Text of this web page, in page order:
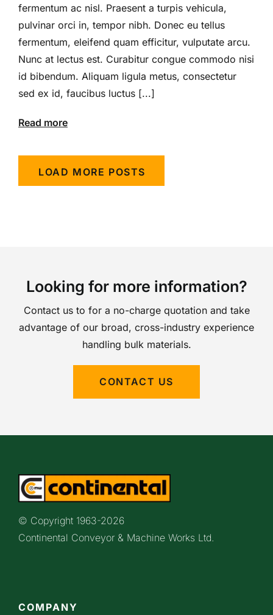
fermentum ac nisl. Praesent a turpis vehicula,
pulvinar orci in, tempor nibh. Donec eu tellus
fermentum, eleifend quam efficitur, vulputate arcu.
Nunc at lectus est. Curabitur congue commodo nisi
id bibendum. Aliquam ligula metus, consectetur
sed ex id, faucibus luctus [...]
Read more
LOAD MORE POSTS
Looking for more information?
Contact us to for a no-charge quotation and take
advantage of our broad, cross-industry experience
handling bulk materials.
CONTACT US
© Copyright 1963-2026
Continental Conveyor & Machine Works Ltd.
COMPANY